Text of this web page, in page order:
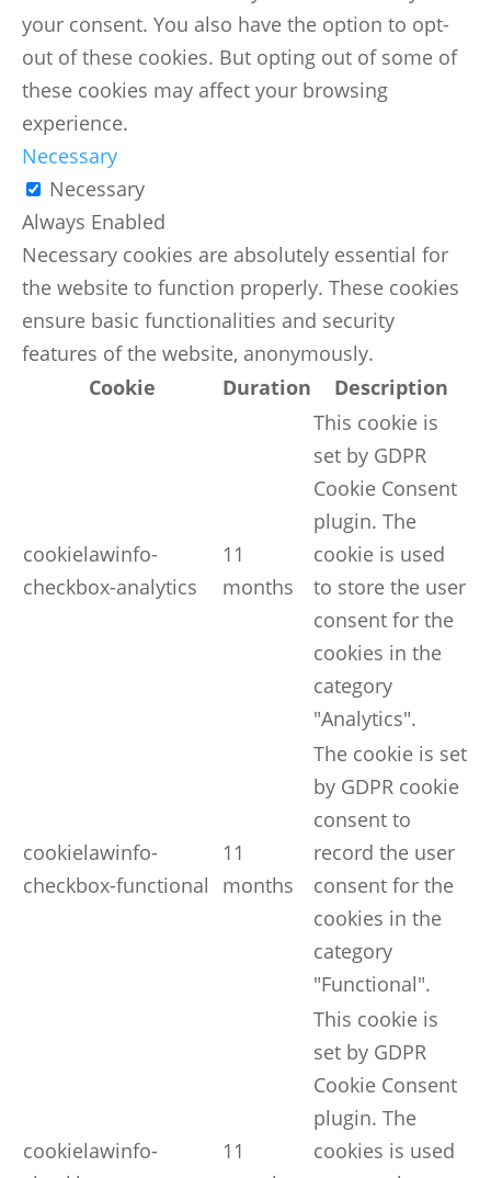
your consent. You also have the option to opt-
out of these cookies. But opting out of some of
these cookies may affect your browsing
experience.
Necessary
Necessary
Always Enabled
Necessary cookies are absolutely essential for
the website to function properly. These cookies
ensure basic functionalities and security
features of the website, anonymously.
Cookie
Duration Description
cookielawinfo-
checkbox-analytics
11
months
This cookie is
set by GDPR
Cookie Consent
plugin. The
cookie is used
to store the user
consent for the
cookies in the
category
"Analytics".
cookielawinfo-
checkbox-functional
11
months
The cookie is set
by GDPR cookie
consent to
record the user
consent for the
cookies in the
category
"Functional".
cookielawinfo-
11
This cookie is
set by GDPR
Cookie Consent
plugin. The
cookies is used